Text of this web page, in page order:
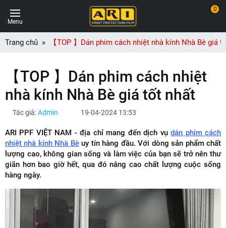
Menu
0
Trang chủ 【TOP 】Dán phim cách nhiệt nhà kính Nhà Bè giá
【TOP 】Dán phim cách nhiệt
nhà kính Nhà Bè giá tốt nhất
Tác giả:Admin 19-04-2024 13:53
ARI PPF VIỆT NAM - địa chỉ mang đến dịch vụdán phim cách
nhiệt nhà kính Nhà Bèuy tín hàng đầu. Với dòng sản phẩm chất
lượng cao, không gian sống và làm việc của bạn sẽ trở nên thư
giãn hơn bao giờ hết, qua đó nâng cao chất lượng cuộc sống
hàng ngày.